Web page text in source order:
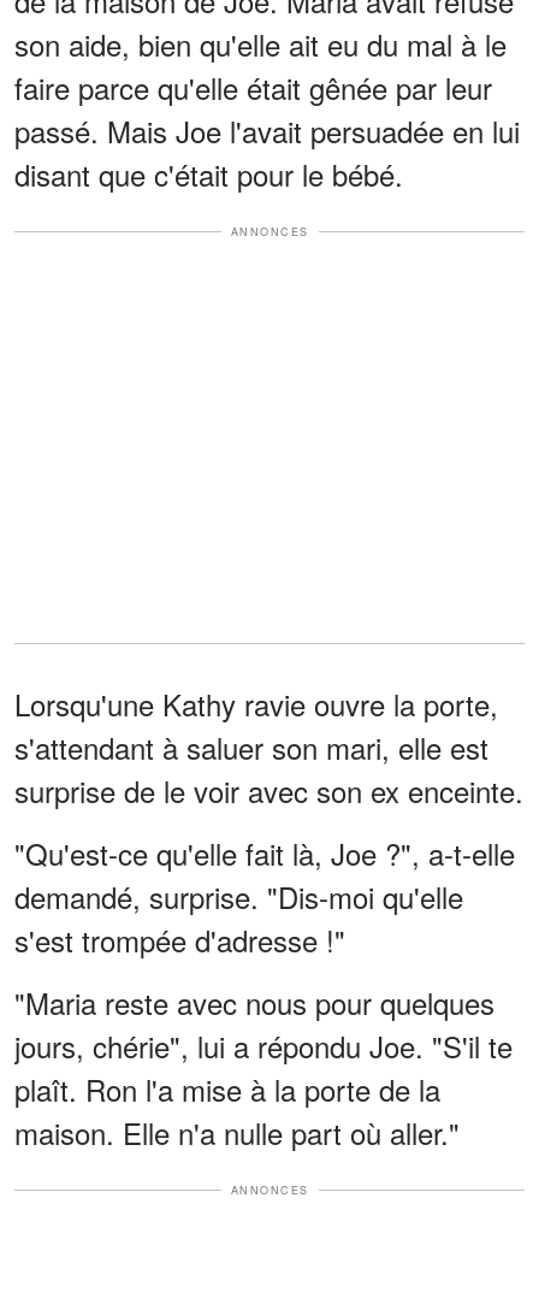
son aide, bien qu'elle ait eu du mal à le
faire parce qu'elle était gênée par leur
passé. Mais Joe l'avait persuadée en lui
disant que c'était pour le bébé.
ANNONCES
Lorsqu'une Kathy ravie ouvre la porte,
s'attendant à saluer son mari, elle est
surprise de le voir avec son ex enceinte.
"Qu'est-ce qu'elle fait là, Joe ?", a-t-elle
demandé, surprise. "Dis-moi qu'elle
s'est trompée d'adresse !"
"Maria reste avec nous pour quelques
jours, chérie", lui a répondu Joe. "S'il te
plaît. Ron l'a mise à la porte de la
maison. Elle n'a nulle part où aller."
ANNONCES